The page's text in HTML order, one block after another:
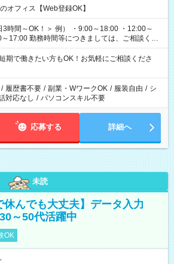
オフィス【Web登録OK】
3時間～OK！＞ 例） ・9:00～18:00 ・12:00～
17:00 勤務時間等につきましては、ご相談くだ
期で働きたい方もOK！お気軽にご相談くださ
/ 履歴書不要 / 副業・WワークOK / 服装自由 / シ
対応なし / パソコンスキル不要
応募する 詳細へ
未読
休んでも大丈夫】データ入力
～50代活躍中
OK